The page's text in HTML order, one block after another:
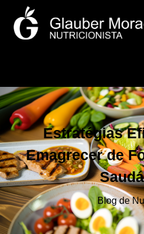
Estratégias
Emagrecer de
Blog de